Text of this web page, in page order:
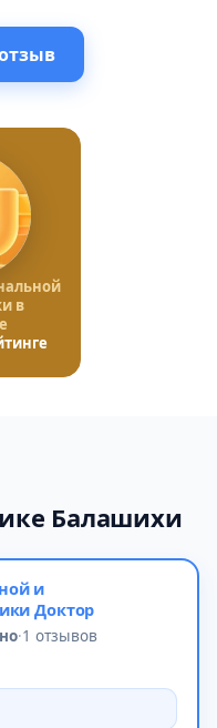
в
Балашихи
и
Доктор
·1 отзывов